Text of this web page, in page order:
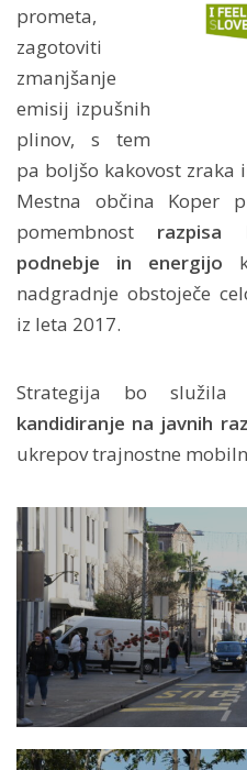
prometa,
zagotoviti
zmanjšanje
emisij izpušnih
plinov, s tem
pa boljšo kakovost zraka
Mestna občina Koper
pomembnost razpisa
podnebje in energijo
nadgradnje obstoječe
iz leta 2017.
Strategija bo
kandidiranje na javnih
ukrepov trajnostne